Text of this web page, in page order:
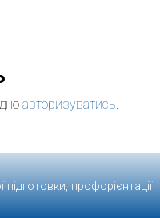
авторизуватись.
підготовки,